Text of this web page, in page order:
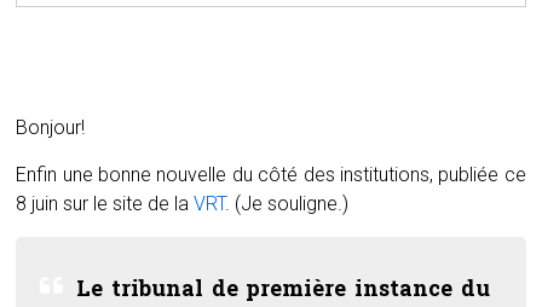
Bonjour!
Enfin une bonne nouvelle du côté des institutions, publiée ce
8 juin sur le site de laVRT. (Je souligne.)
Le tribunal de première instance du